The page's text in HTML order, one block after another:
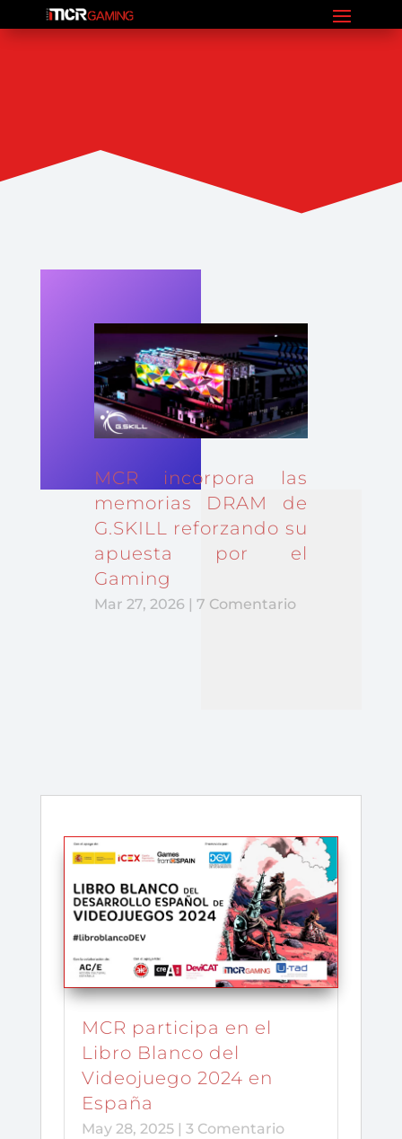
MCR incorpora las
memorias DRAM de
G.SKILL reforzando su
apuesta por el
Gaming
Mar 27, 2026| 7 Comentario
MCR participa en el
Libro Blanco del
Videojuego 2024 en
España
May 28, 2025| 3 Comentario